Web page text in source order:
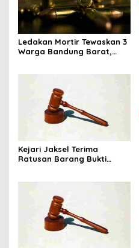
Ledakan Mortir Tewaskan 3
Warga Bandung Barat,
Kejari Jaksel Terima
Ratusan Barang Bukti